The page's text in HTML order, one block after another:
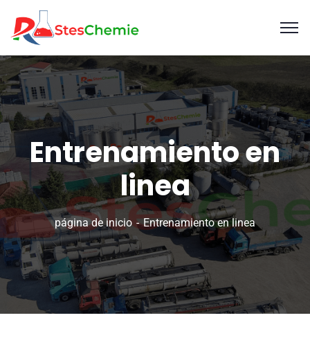
Entrenamiento en
linea
página de inicio Entrenamiento en linea